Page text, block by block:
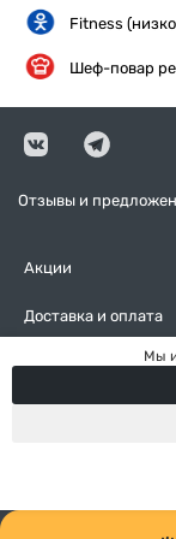
Fitness
Шеф-повар
Отзывы и
Акции
Доставка и оплата
Контакты Мы